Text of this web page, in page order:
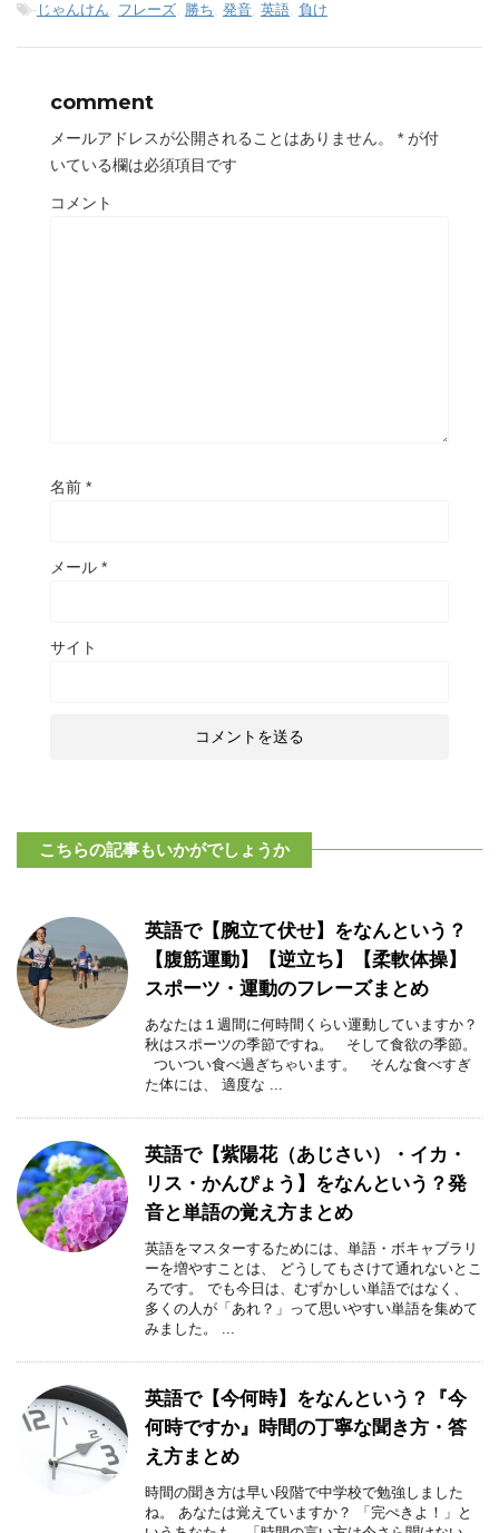
- じゃんけん, フレーズ, 勝ち, 発音, 英語, 負け
comment
メールアドレスが公開されることはありません。 * が付
いている欄は必須項目です
コメント
名前 *
メール *
サイト
こちらの記事もいかがでしょうか
英語で【腕立て伏せ】をなんという？
【腹筋運動】【逆立ち】【柔軟体操】
スポーツ・運動のフレーズまとめ
あなたは１週間に何時間くらい運動していますか？
秋はスポーツの季節ですね。 そして食欲の季節。
ついつい食べ過ぎちゃいます。 そんな食べすぎ
た体には、 適度な ...
英語で【紫陽花（あじさい）・イカ・
リス・かんぴょう】をなんという？発
音と単語の覚え方まとめ
英語をマスターするためには、単語・ボキャブラリ
ーを増やすことは、 どうしてもさけて通れないとこ
ろです。 でも今日は、むずかしい単語ではなく、
多くの人が「あれ？」って思いやすい単語を集めて
みました。 ...
英語で【今何時】をなんという？『今
何時ですか』時間の丁寧な聞き方・答
え方まとめ
時間の聞き方は早い段階で中学校で勉強しました
ね。 あなたは覚えていますか？ 「完ぺきよ！」と